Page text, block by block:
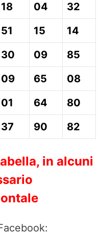
18 04
32
51 15
14
30 09
85
09 65
08
01 64
80
37 90 82
in alcuni